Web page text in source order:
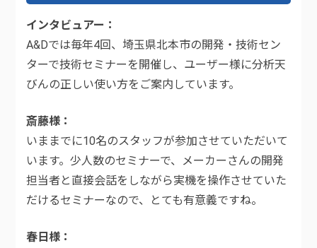
インタビュアー
A&Dでは毎年4回、埼玉県北本市の開発・技術セン
ターで技術セミナーを開催し、ユーザー様に分析天
びんの正しい使い方をご案内しています。
斎藤様
いままでに10名のスタッフが参加させていただいて
います。少人数のセミナーで、メーカーさんの開発
担当者と直接会話をしながら実機を操作させていた
だけるセミナーなので、とても有意義ですね。
春日様